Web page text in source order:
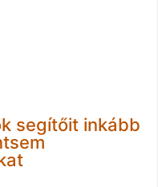
segítőit inkább